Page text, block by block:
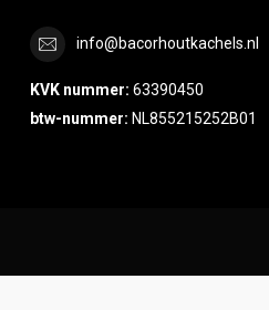
info@bacorhoutkachels.nl
KVK nummer: 63390450
btw-nummer: NL855215252B01